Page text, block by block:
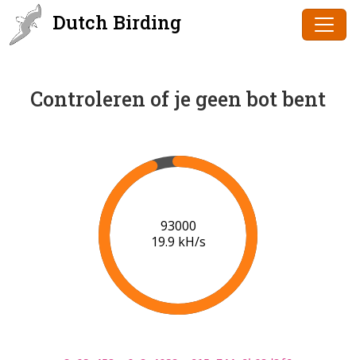
Dutch Birding
Controleren of je geen bot bent
95000
20.0 kH/s